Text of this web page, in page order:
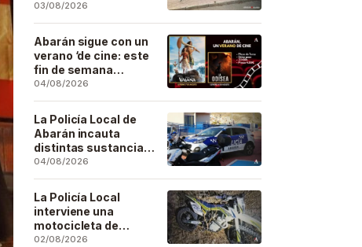
este lunes en la
barriada de San José
Artesano
03/08/2026
Abarán sigue con un
verano ‘de cine: este
fin de semana
Vaiana… y después,
La Odisea
04/08/2026
La Policía Local de
Abarán incauta
distintas sustancias
estupefacientes en
inspecciones a
locales públicos del
municipio
04/08/2026
La Policía Local
interviene una
motocicleta de
enduro después de
02/08/2026